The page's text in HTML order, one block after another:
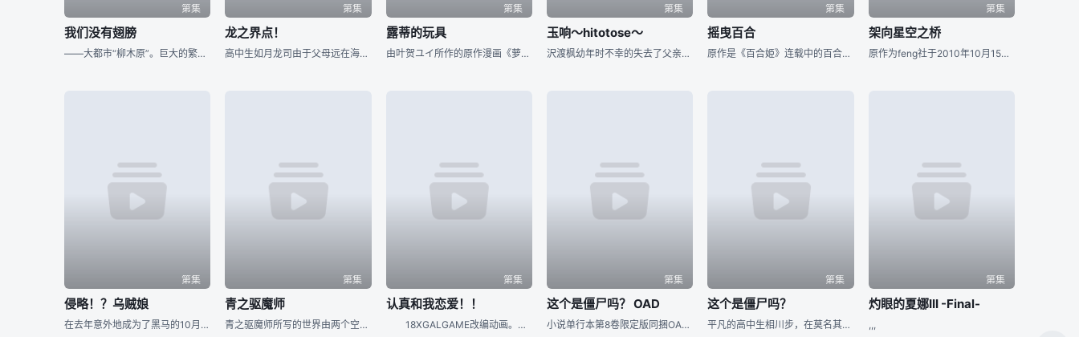
第集
我们没有翅膀
——大都市“柳木原”。巨大的繁华街道。 ——冬季。抬头，映入眼帘便是毫无表情的纯白天空。 逃避现实的学生羽田隆；贫困自由业者千岁鹫介；还有无业游民成田隼人。 各自怀抱着不同烦恼的年轻
第集
龙之界点！
高中生如月龙司由于父母远在海外过着平静的独居生活。但是，表姐英理子从国外回来后，他的生活就此发生了改变。与黑暗组织“毒牙”的接触、与谜之美少女萝丝的相遇。萝丝居然被判定为了传说中的红龙！而且，萝丝对理
第集
露蒂的玩具
由叶贺ユイ所作的原作漫画《萝黛的后宫玩具》（台湾角川代理发行），故事中以人类男性精气做为粮食的「梦魔族」后裔「亚斯塔萝黛公主（配音：钉宫理惠）」，虽然必须接触男生、却非常讨厌男孩子，不过为了一族的繁荣
第集
玉响～hitotose～
沢渡枫幼年时不幸的失去了父亲，在悲痛中，坚强的她决定拾起父亲最爱的相机，通过摄影来完成对父亲的回忆和思念。在某一次拍摄中，枫偶然发现了一种名为“玉响”的光芒，为了捕捉这能够让人得到幸福的神迹，枫彻底的
第集
摇曳百合
原作是《百合姫》连载中的百合漫画。 在七森中学的校园里，无所事事四人帮——女主角赤座灯里、暴走的岁纳京子、吐糟役的船见结衣，以及在人前会伪装成可爱女孩的吉川千夏，擅自把废了部的茶道社部室据为己用，并
第集
架向星空之桥
原作为feng社于2010年10月15日发行的18X Galgame，《望见青空之丘》及《夕阳染红的街道》的天空三部曲的完结篇。简单来讲是主人公星野一马为了弟弟的身体疗养，而搬入乡下的山比古町居住。在
第集
侵略！？乌贼娘
在去年意外地成为了黑马的10月番作品「侵略！乌贼娘」，凭著对陆上生活无知，又有少许自负，但又非常聪明的乌贼娘，自播出以来人气便急剧上升。虽然乌贼娘只播放了短短的一季，但让我们体验了她那萌点之后，实在太
第集
青之驱魔师
青之驱魔师所写的世界由两个空间组成，并像镜般连为一体。人类居住的物质界为本作舞台，另外还有恶魔居住的虚无界。平常基本上无法接触或穿梭于两界之间。可是恶魔能凭依于相当的物质从而进入人类的世界。撒旦乃众魔
第集
认真和我恋爱！！
18XGALGAME改编动画。故事发生在关东南部的城市川神市。时间是从4月到11月，主人公直江大和与年少时结成的伙伴们一起就读于同一所学校——川神学园，由三男五女的伙伴一起演绎的学园闹剧开始了。五
第集
这个是僵尸吗？ OAD
小说单行本第8卷限定版同捆OAD（第一季第13话） 小说单行本第10卷限定版同捆OAD（第二季第0话） 漫画单行本第6卷限定版同捆OAD（第二季第11话）
第集
这个是僵尸吗？
平凡的高中生相川步，在莫名其妙的因缘下被卷入震惊社会的连环杀人案身亡，但他竟然死而复生了。原来在事件发生之前与步偶然邂逅的死灵法师“优”，将他变成了不死身而复活。再加上来自魔法世界的少女战士春奈，与另
第集
灼眼的夏娜III -Final-
,,,